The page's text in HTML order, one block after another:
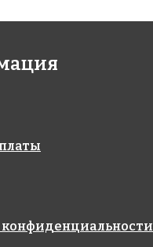
AKP005
300x300
AKP007